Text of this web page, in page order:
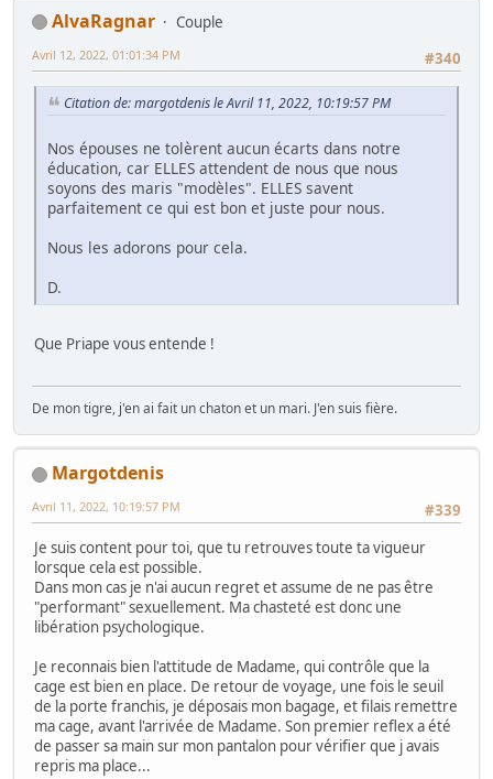
AlvaRagnar
Couple
#340
Avril 12, 2022, 01:01:34 PM
Citation de: margotdenis le Avril 11, 2022, 10:19:57 PM
Nos épouses ne tolèrent aucun écarts dans notre
éducation, car ELLES attendent de nous que nous
soyons des maris "modèles". ELLES savent
parfaitement ce qui est bon et juste pour nous.
Nous les adorons pour cela.
D.
Que Priape vous entende !
De mon tigre, j'en ai fait un chaton et un mari. J'en suis fière.
Margotdenis
#339
Avril 11, 2022, 10:19:57 PM
Je suis content pour toi, que tu retrouves toute ta vigueur
lorsque cela est possible.
Dans mon cas je n'ai aucun regret et assume de ne pas être
"performant" sexuellement. Ma chasteté est donc une
libération psychologique.
Je reconnais bien l'attitude de Madame, qui contrôle que la
cage est bien en place. De retour de voyage, une fois le seuil
de la porte franchis, je déposais mon bagage, et filais remettre
ma cage, avant l'arrivée de Madame. Son premier reflex a été
de passer sa main sur mon pantalon pour vérifier que j avais
repris ma place...